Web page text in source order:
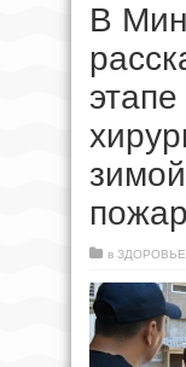
В
пожар
в ЗДОРОВЬЕ